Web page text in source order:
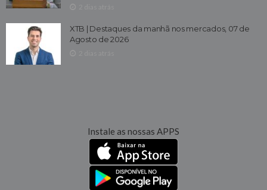
XTB | Destaques da manhã nos mercados, 07 de
Agosto de 2026
Instale as nossas APPS